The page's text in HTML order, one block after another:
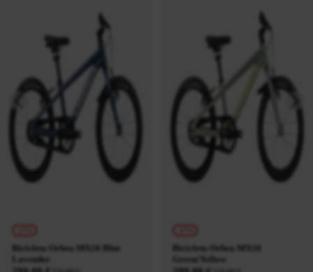
Bicicleta Orbea MX16 Blue
Lavender
Bicicleta Orbea MX16
Green/Yellow